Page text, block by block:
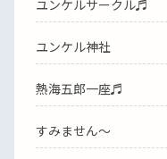
ユンケルサークル♬
ユンケル神社
熱海五郎一座♬
すみません〜